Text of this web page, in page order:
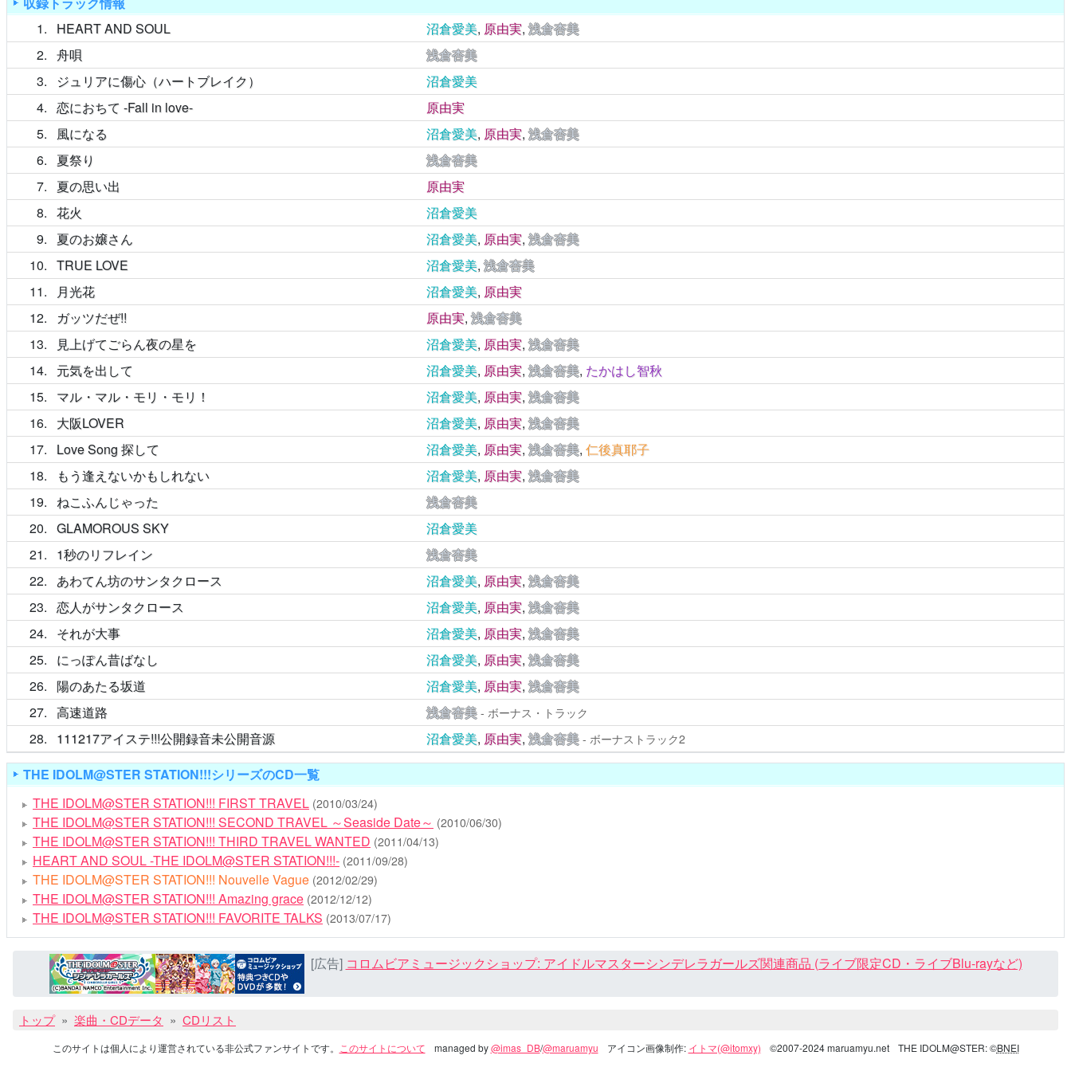
1
HEART AND SOUL 沼倉愛美, 原由実,浅倉杏美
2
舟唄
浅倉杏美
3
ジュリアに傷心（ハートブレイク）
沼倉愛美
4
恋におちて -Fall in love-
原由実
5
風になる 沼倉愛美, 原由実,浅倉杏美
6
夏祭り
浅倉杏美
7
夏の思い出
原由実
8
花火
沼倉愛美
9
夏のお嬢さん 沼倉愛美, 原由実,浅倉杏美
10
TRUE LOVE 沼倉愛美,浅倉杏美
11
月光花 沼倉愛美, 原由実
12
ガッツだぜ!! 原由実,浅倉杏美
13
見上げてごらん夜の星を 沼倉愛美, 原由実,浅倉杏美
14
元気を出して 沼倉愛美, 原由実,浅倉杏美, たかはし智秋
15
マル・マル・モリ・モリ！ 沼倉愛美, 原由実,浅倉杏美
16
大阪LOVER 沼倉愛美, 原由実,浅倉杏美
17
Love Song 探して 沼倉愛美, 原由実,浅倉杏美,仁後真耶子
18
もう逢えないかもしれない 沼倉愛美, 原由実,浅倉杏美
19
ねこふんじゃった
浅倉杏美
20
GLAMOROUS SKY
沼倉愛美
21
1秒のリフレイン
浅倉杏美
22
あわてん坊のサンタクロース 沼倉愛美, 原由実,浅倉杏美
23
恋人がサンタクロース 沼倉愛美, 原由実,浅倉杏美
24
それが大事 沼倉愛美, 原由実,浅倉杏美
25
にっぽん昔ばなし 沼倉愛美, 原由実,浅倉杏美
26
陽のあたる坂道 沼倉愛美, 原由実,浅倉杏美
27
高速道路 浅倉杏美 - ボーナス・トラック
28 111217アイステ!!!公開録音未公開音源 沼倉愛美, 原由実,浅倉杏美 - ボーナストラック2
THE IDOLM@STER STATION!!!シリーズのCD一覧
THE IDOLM@STER STATION!!! FIRST TRAVEL (2010/03/24)
THE IDOLM@STER STATION!!! SECOND TRAVEL ～Seaside Date～ (2010/06/30)
THE IDOLM@STER STATION!!! THIRD TRAVEL WANTED (2011/04/13)
HEART AND SOUL -THE IDOLM@STER STATION!!!- (2011/09/28)
THE IDOLM@STER STATION!!! Nouvelle Vague (2012/02/29)
THE IDOLM@STER STATION!!! Amazing grace (2012/12/12)
THE IDOLM@STER STATION!!! FAVORITE TALKS (2013/07/17)
[広告] コロムビアミュージックショップ: アイドルマスターシンデレラガールズ関連商品 (ライブ限定CD・ライブBlu-rayなど)
トップ 楽曲・CDデータ CDリスト
このサイトは個人により運営されている非公式ファンサイトです。 このサイトについて managed by@imas_DB/@maruamyu アイコン画像制作: イトマ(@itomxy) ©2007-2024 maruamyu.net THE IDOLM@STER: ©BNEI